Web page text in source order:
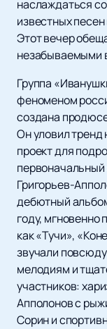
наслаждаться
известных
Этот вечер
незабываемыми
Группа
феноменом
создана
Он уловил тренд
проект для
Григорьев-
дебютный
году, мгновенно
как «Тучи»,
звучали
мелодиям и
участников:
Апполонов с
Сорин и